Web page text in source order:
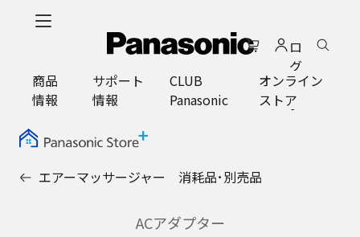
ロ
グ
イ
ン
商品
情報
サポート
情報
CLUB
Panasonic
オンライン
ストア
エアーマッサージャー 消耗品･別売品
ACアダプター